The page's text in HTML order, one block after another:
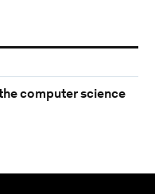
computer science